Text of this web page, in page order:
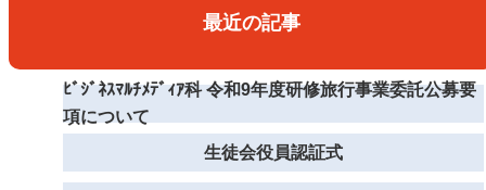
最近の記事
ﾋﾞｼﾞﾈｽﾏﾙﾁﾒﾃﾞｨｱ科 令和9年度研修旅行事業委託公募要
項について
生徒会役員認証式